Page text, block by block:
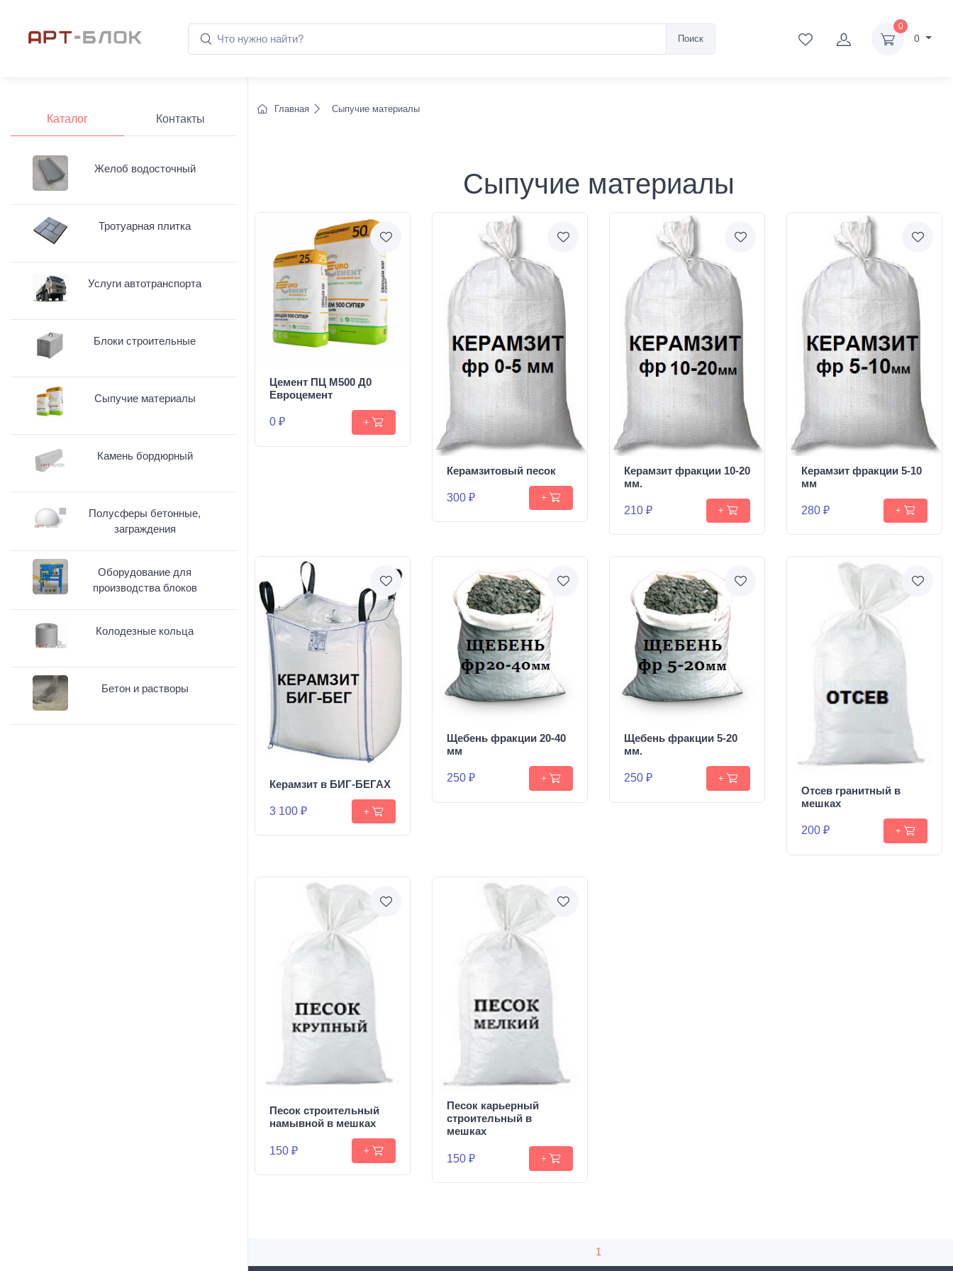
Поиск
0
0
Главная Сыпучие материалы
Сыпучие материалы
Цемент ПЦ М500 Д0
Евроцемент
0 ₽ +
Керамзитовый песок
300 ₽ +
Керамзит фракции 10-20
мм.
210 ₽ +
Керамзит фракции 5-10
мм
280 ₽ +
Керамзит в БИГ-БЕГАХ
3 100 ₽ +
Щебень фракции 20-40
мм
250 ₽ +
Щебень фракции 5-20
мм.
250 ₽ +
Отсев гранитный в
мешках
200 ₽ +
Песок строительный
намывной в мешках
150 ₽ +
Песок карьерный
строительный в
мешках
150 ₽ +
1
Каталог Контакты
Желоб водосточный
Тротуарная плитка
Услуги автотранспорта
Блоки строительные
Сыпучие материалы
Камень бордюрный
Полусферы бетонные,
заграждения
Оборудование для
производства блоков
Колодезные кольца
Бетон и растворы